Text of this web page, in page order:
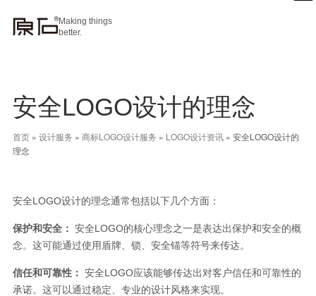
Making things
better.
安全LOGO设计的理念
首页 » 设计服务 » 商标LOGO设计服务 » LOGO设计资讯 » 安全LOGO设计的
理念
安全LOGO设计的理念通常包括以下几个方面：
保护和安全： 安全LOGO的核心理念之一是表达出保护和安全的概
念。这可能通过使用盾牌、锁、安全锚等符号来传达。
信任和可靠性： 安全LOGO应该能够传达出对客户信任和可靠性的
承诺。这可以通过稳定、专业的设计风格来实现。